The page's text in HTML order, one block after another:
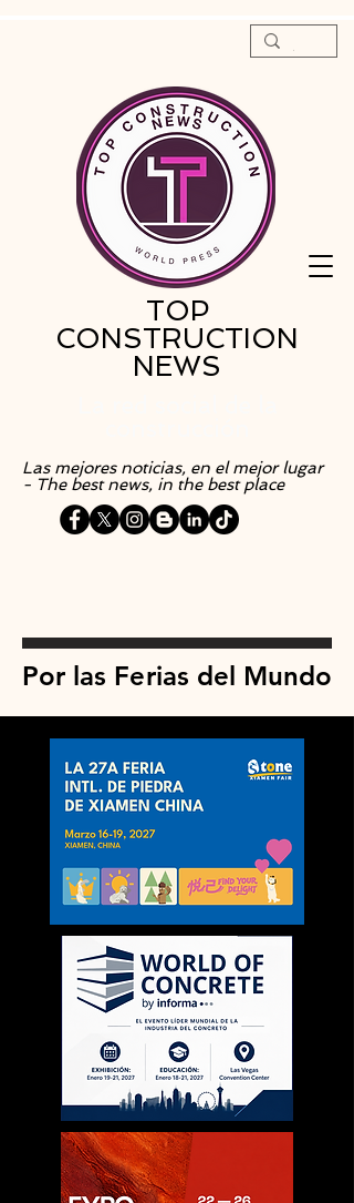
TOP
CONSTRUCTION
NEWS
Las mejores noticias, en el mejor lugar
- The best news, in the best place
Por las Ferias del Mundo
Por las Ferias del Mundo